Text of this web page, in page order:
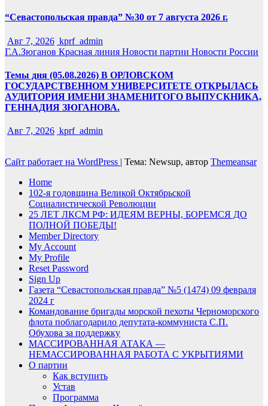
“Севастопольская правда” №30 от 7 августа 2026 г.
Авг 7, 2026 kprf_admin
Г.А.Зюганов Красная линия Новости партии Новости России
Темы дня (05.08.2026) В ОРЛОВСКОМ
ГОСУДАРСТВЕННОМ УНИВЕРСИТЕТЕ ОТКРЫЛАСЬ
АУДИТОРИЯ ИМЕНИ ЗНАМЕНИТОГО ВЫПУСКНИКА,
ГЕННАДИЯ ЗЮГАНОВА.
Авг 7, 2026 kprf_admin
Сайт работает на WordPress | Тема: Newsup, автор Themeansar
Home
102-я годовщина Великой Октябрьской
Социалистической Революции
25 ЛЕТ ЛКСМ РФ: ИДЕЯМ ВЕРНЫ, БОРЕМСЯ ДО
ПОЛНОЙ ПОБЕДЫ!
Member Directory
My Account
My Profile
Reset Password
Sign Up
Газета “Севастопольская правда” №5 (1474) 09 февраля
2024 г
Командование бригады морской пехоты Черноморского
флота поблагодарило депутата-коммуниста С.П.
Обухова за поддержку
МАССИРОВАННАЯ АТАКА —
НЕМАССИРОВАННАЯ РАБОТА С УКРЫТИЯМИ
О партии
Как вступить
Устав
Программа